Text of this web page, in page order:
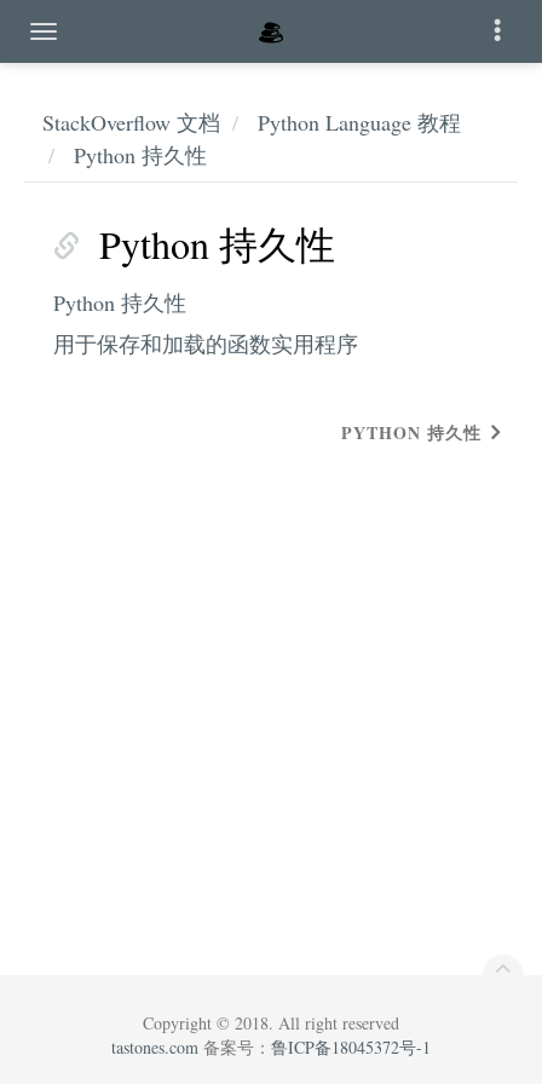
StackOverflow 文档
Python Language 教程
Python 持久性
Python 持久性
Python 持久性
用于保存和加载的函数实用程序
PYTHON 持久性
Copyright © 2018. All right reserved
tastones.com 备案号： 鲁ICP备18045372号-1